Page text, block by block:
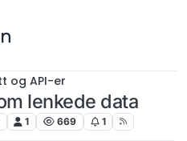
og API-er
lenkede data
1 669 1